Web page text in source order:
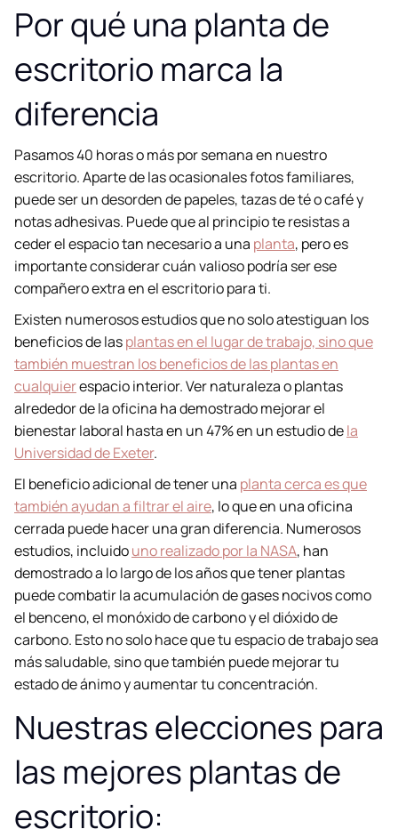
Por qué una planta de
escritorio marca la
diferencia
Pasamos 40 horas o más por semana en nuestro
escritorio. Aparte de las ocasionales fotos familiares,
puede ser un desorden de papeles, tazas de té o café y
notas adhesivas. Puede que al principio te resistas a
ceder el espacio tan necesario a una planta, pero es
importante considerar cuán valioso podría ser ese
compañero extra en el escritorio para ti.
Existen numerosos estudios que no solo atestiguan los
beneficios de lasplantas en el lugar de trabajo, sino que
también muestran los beneficios de las plantas en
cualquierespacio interior. Ver naturaleza o plantas
alrededor de la oficina ha demostrado mejorar el
bienestar laboral hasta en un 47% en un estudio dela
Universidad de Exeter.
El beneficio adicional de tener una planta cerca es que
también ayudan a filtrar el aire, lo que en una oficina
cerrada puede hacer una gran diferencia. Numerosos
estudios, incluidouno realizado por la NASA, han
demostrado a lo largo de los años que tener plantas
puede combatir la acumulación de gases nocivos como
el benceno, el monóxido de carbono y el dióxido de
carbono. Esto no solo hace que tu espacio de trabajo sea
más saludable, sino que también puede mejorar tu
estado de ánimo y aumentar tu concentración.
Nuestras elecciones para
las mejores plantas de
escritorio: